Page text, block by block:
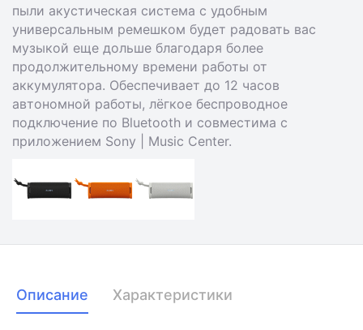
пыли акустическая система с удобным
универсальным ремешком будет радовать вас
музыкой еще дольше благодаря более
продолжительному времени работы от
аккумулятора. Обеспечивает до 12 часов
автономной работы, лёгкое беспроводное
подключение по Bluetooth и совместима с
приложением Sony | Music Center.
Описание Характеристики